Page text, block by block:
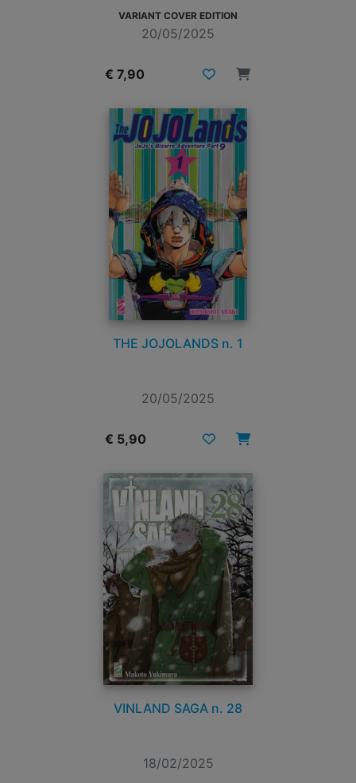
VARIANT COVER EDITION
20/05/2025
€ 7,90
THE JOJOLANDS n. 1
20/05/2025
€ 5,90
VINLAND SAGA n. 28
18/02/2025